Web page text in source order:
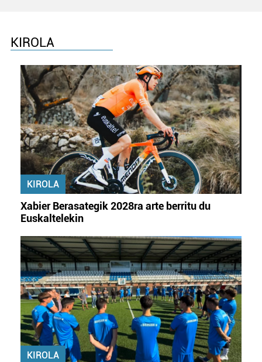
KIROLA
KIROLA
Xabier Berasategik 2028ra arte berritu du
Euskaltelekin
KIROLA